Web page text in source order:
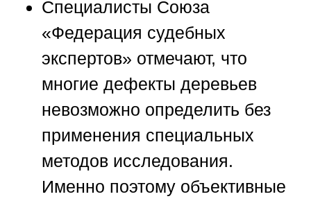
Специалисты Союза
«Федерация судебных
экспертов» отмечают, что
многие дефекты деревьев
невозможно определить без
применения специальных
методов исследования.
Именно поэтому объективные